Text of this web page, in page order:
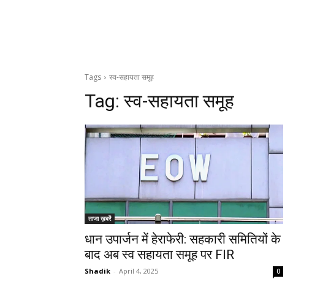
Tags स्व-सहायता समूह
Tag:स्व-सहायता समूह
ताजा ख़बरें
धान उपार्जन में हेराफेरी: सहकारी समितियों के
बाद अब स्व सहायता समूह पर FIR
Shadik - April 4, 2025 0